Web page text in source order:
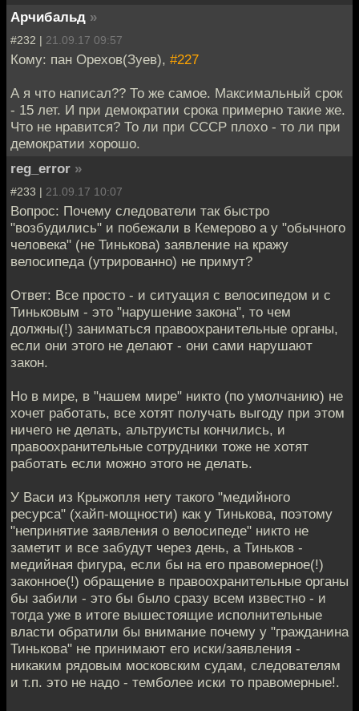
Арчибальд »
#232 | 21.09.17 09:57
Кому: пан Орехов(Зуев), #227
А я что написал?? То же самое. Максимальный срок
- 15 лет. И при демократии срока примерно такие же.
Что не нравится? То ли при СССР плохо - то ли при
демократии хорошо.
reg_error »
#233 | 21.09.17 10:07
Вопрос: Почему следователи так быстро
"возбудились" и побежали в Кемерово а у "обычного
человека" (не Тинькова) заявление на кражу
велосипеда (утрированно) не примут?
Ответ: Все просто - и ситуация с велосипедом и с
Тиньковым - это "нарушение закона", то чем
должны(!) заниматься правоохранительные органы,
если они этого не делают - они сами нарушают
закон.
Но в мире, в "нашем мире" никто (по умолчанию) не
хочет работать, все хотят получать выгоду при этом
ничего не делать, альтруисты кончились, и
правоохранительные сотрудники тоже не хотят
работать если можно этого не делать.
У Васи из Крыжопля нету такого "медийного
ресурса" (хайп-мощности) как у Тинькова, поэтому
"непринятие заявления о велосипеде" никто не
заметит и все забудут через день, а Тиньков -
медийная фигура, если бы на его правомерное(!)
законное(!) обращение в правоохранительные органы
бы забили - это бы было сразу всем известно - и
тогда уже в итоге вышестоящие исполнительные
власти обратили бы внимание почему у "гражданина
Тинькова" не принимают его иски/заявления -
никаким рядовым московским судам, следователям
и т.п. это не надо - темболее иски то правомерные!.